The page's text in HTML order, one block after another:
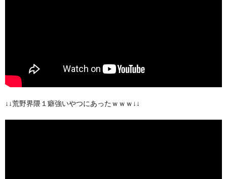
↓↓荒野界隈１癖強いやつにあったｗｗｗ↓↓